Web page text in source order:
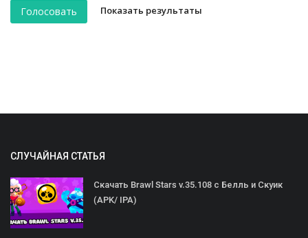
Голосовать Показать результаты
СЛУЧАЙНАЯ СТАТЬЯ
Скачать Brawl Stars v.35.108 с Белль и Скуик
(APK/ IPA)